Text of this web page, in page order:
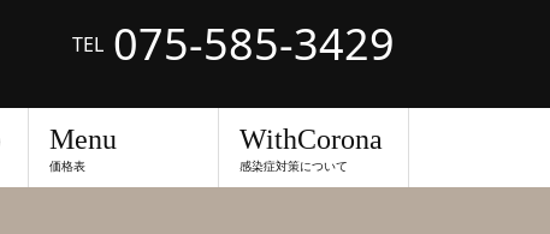
TEL 075-585-3429
Menu
価格表
WithCorona
感染症対策について